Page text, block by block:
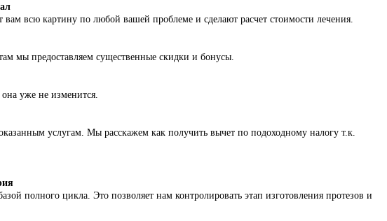
всю картину по любой вашей проблеме и сделают расчет стоимости лечения.
мы предоставляем существенные скидки и бонусы.
уже не изменится.
услугам. Мы расскажем как получить вычет по подоходному налогу т.к.
полного цикла. Это позволяет нам контролировать этап изготовления протезов и